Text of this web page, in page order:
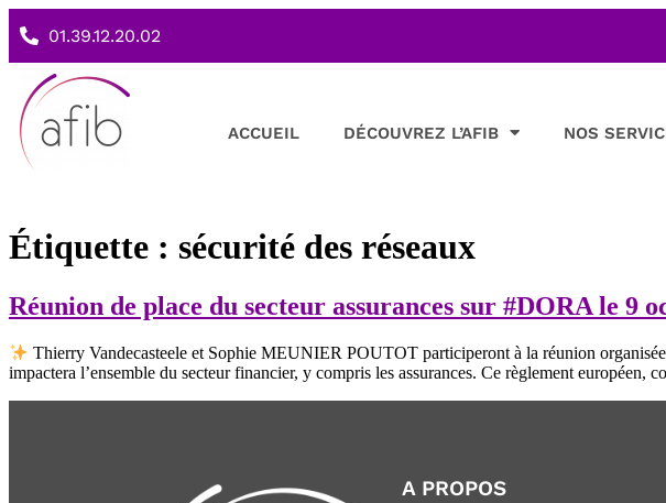
01.39.12.20.02
ACCUEIL DÉCOUVREZ L’AFIB NOS
Étiquette : sécurité des réseaux
Réunion de place du secteur assurances sur #DORA le 9
Thierry Vandecasteele et Sophie MEUNIER POUTOT participeront à la réunion
impactera l’ensemble du secteur financier, y compris les assurances. Ce règlement
A PROPOS